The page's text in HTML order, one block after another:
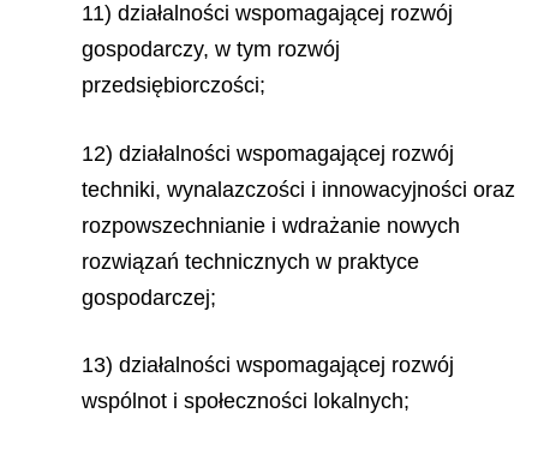
11) działalności wspomagającej rozwój
gospodarczy, w tym rozwój
przedsiębiorczości;
12) działalności wspomagającej rozwój
techniki, wynalazczości i innowacyjności oraz
rozpowszechnianie i wdrażanie nowych
rozwiązań technicznych w praktyce
gospodarczej;
13) działalności wspomagającej rozwój
wspólnot i społeczności lokalnych;